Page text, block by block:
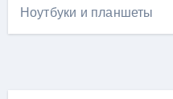
Ноутбуки и планшеты